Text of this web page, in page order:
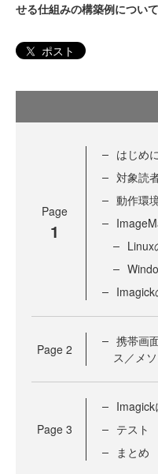
せる仕組みの構築例について
ポスト
Page
1
はじめ
対象読
動作環
Linux
Page 2
携帯画
ス／メ
Page 3
テスト
まとめ